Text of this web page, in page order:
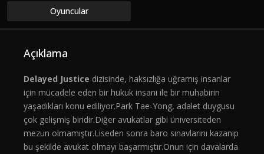
Oyuncular
Açıklama
Delayed Justice dizisinde, haksızlığa uğramış insanlar
için mücadele eden bir hukuk insanı ile bir muhabirin
yaşadıkları konu ediliyor.Park Tae-Yong, adalet duygusu
çok gelişmiş biridir.Diğer avukatlar gibi üniversiteden
mezun olmamıştır.Liseden sonra baro sınavlarını kazanıp
bu şekilde avukat olmayı başarmıştır.Onun için davalarda